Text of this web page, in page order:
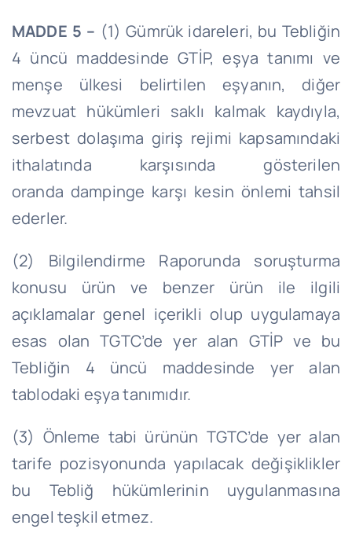
MADDE 5 – (1) Gümrük idareleri, bu Tebliğin
4 üncü maddesinde GTİP, eşya tanımı ve
menşe ülkesi belirtilen eşyanın, diğer
mevzuat hükümleri saklı kalmak kaydıyla,
serbest dolaşıma giriş rejimi kapsamındaki
ithalatında karşısında gösterilen
oranda dampinge karşı kesin önlemi tahsil
ederler.
(2) Bilgilendirme Raporunda soruşturma
konusu ürün ve benzer ürün ile ilgili
açıklamalar genel içerikli olup uygulamaya
esas olan TGTC’de yer alan GTİP ve bu
Tebliğin 4 üncü maddesinde yer alan
tablodaki eşya tanımıdır.
(3) Önleme tabi ürünün TGTC’de yer alan
tarife pozisyonunda yapılacak değişiklikler
bu Tebliğ hükümlerinin uygulanmasına
engel teşkil etmez.